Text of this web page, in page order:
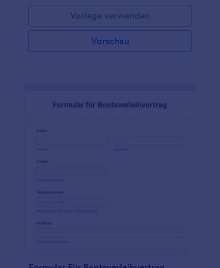
empfangen. Dies wird sicherlich den
Anmeldeprozess für das Event verbessern. Diese
fantastische Vorlage für ein Formular zur
Anmeldung für ein Autorennen enthält
Formularfelder, in denen die Angaben zum Fahrer,
Auto. Diese Vorlage enthält außerdem einen
Zahlungsabschnitt verwendet eine
errechnet wird. Um die digitale Unterschrift des
Vorlage verwenden
Vorschau